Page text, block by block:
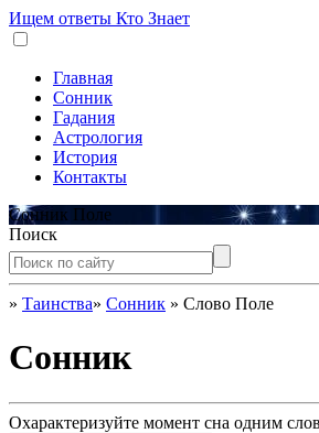
Ищем ответы Кто Знает
Главная
Сонник
Гадания
Астрология
История
Контакты
Сонник Поле
Поиск
» Таинства» Сонник » Слово Поле
Сонник
Охарактеризуйте момент сна одним